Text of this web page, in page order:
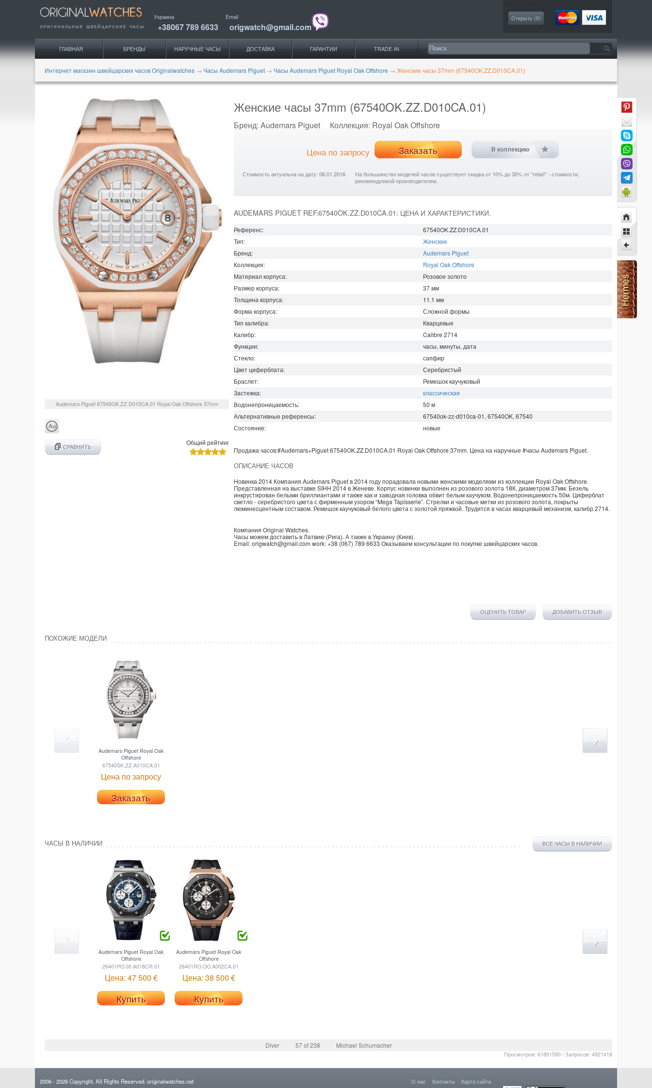
ОРИГИНАЛЬНЫЕ ШВЕЙЦАРСКИЕ ЧАСЫ
Украина
+38067 789 6633
Email
origwatch@gmail.com
Открыть (0)
ГЛАВНАЯ БРЕНДЫ НАРУЧНЫЕ ЧАСЫ ДОСТАВКА ГАРАНТИИ TRADE-IN
Интернет магазин швейцарских часов Originalwatches → Часы Audemars Piguet → Часы Audemars Piguet Royal Oak Offshore → Женские часы 37mm (67540OK.ZZ.D010CA.01)
Audemars Piguet 67540OK.ZZ.D010CA.01 Royal Oak Offshore 37mm
СРАВНИТЬ
Общий рейтинг
Женские часы 37mm (67540OK.ZZ.D010CA.01)
Бренд: Audemars Piguet Коллекция: Royal Oak Offshore
Цена по запросу Заказать В коллекцию
Стоимость актуальна на дату: 06.01.2016
На большинство моделей часов существует скидка от 10% до 30% от "retail" - стоимости,
рекомендуемой производителем.
AUDEMARS PIGUET REF.67540OK.ZZ.D010CA.01: ЦЕНА И ХАРАКТЕРИСТИКИ.
Референс:
67540OK.ZZ.D010CA.01
Тип:
Женские
Бренд:
Audemars Piguet
Коллекция:
Royal Oak Offshore
Материал корпуса:
Розовое золото
Размер корпуса:
37мм
Толщина корпуса:
11.1 мм
Форма корпуса:
Сложной формы
Тип калибра:
Кварцевые
Калибр:
Calibre 2714
Функции:
часы, минуты, дата
Стекло:
сапфир
Цвет циферблата:
Серебристый
Браслет:
Ремешок каучуковый
Застежка:
классическая
Водонепроницаемость: 50 м
Альтернативные референсы:
67540ok-zz-d010ca-01, 67540OK, 67540
Состояние:
новые
Продажа часов:#Audemars+Piguet67540OK.ZZ.D010CA.01 Royal Oak Offshore 37mm. Цена на наручные #часы Audemars Piguet.
ОПИСАНИЕ ЧАСОВ
Новинка 2014 Компания Audemars Piguet в 2014 году порадовала новыми женскими моделями из коллекции Royal Oak Offshore.
Представленная на выставке SIHH 2014 в Женеве. Корпус новинки выполнен из розового золота 18К, диаметром 37мм. Безель
инкрустирован белыми бриллиантами и также как и заводная головка обвит белым каучуком. Водонепроницаемость 50м. Циферблат
светло - серебристого цвета с фирменным узором “Mega Tapisserie”. Стрелки и часовые метки из розового золота, покрыты
люминесцентным составом. Ремешок каучуковый белого цвета с золотой пряжкой. Трудится в часах кварцевый механизм, калибр 2714.
Компания Original Watches.
Часы можем доставить в Латвию (Рига). А также вУкраину (Киев).
Email:origwatch@gmail.com work:+38 (067) 789 6633 Оказываем консультации по покупке швейцарских часов.
ОЦЕНИТЬ ТОВАР ДОБАВИТЬ ОТЗЫВ
ПОХОЖИЕ МОДЕЛИ
Audemars Piguet Royal Oak
Offshore
67540SK.ZZ.A010CA.01
Цена по запросу
Заказать
ЧАСЫ В НАЛИЧИИ ВСЕ ЧАСЫ В НАЛИЧИИ
Audemars Piguet Royal Oak
Offshore
26401PO.00.A018CR.01
Цена: 47 500 €
Купить
Audemars Piguet Royal Oak
Offshore
26401RO.OO.A002CA.01
Цена: 38 500 €
Купить
Diver 57 of 238 Michael Schumacher
Просмотров: 61801590 / Запросов: 4921418
2006- 2026Copyright. All Rights Reserved.originalwatches.net О нас Контакты Карта сайта